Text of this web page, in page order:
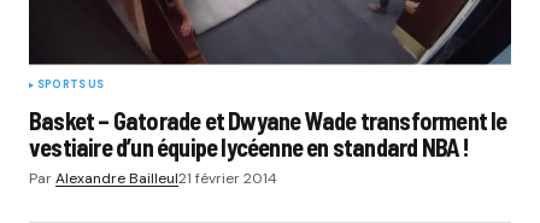
SPORTS US
Basket – Gatorade et Dwyane Wade transforment le
vestiaire d’un équipe lycéenne en standard NBA !
ParAlexandre Bailleul21 février 2014